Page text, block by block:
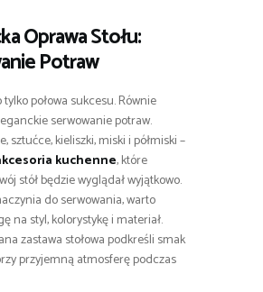
Oprawa Stołu:
Potraw
połowa sukcesu. Równie
serwowanie potraw.
sztućce, kieliszki, miski i półmiski –
kuchenne, które
stół będzie wyglądał wyjątkowo.
do serwowania, warto
na styl, kolorystykę i materiał.
zastawa stołowa podkreśli smak
przyjemną atmosferę podczas